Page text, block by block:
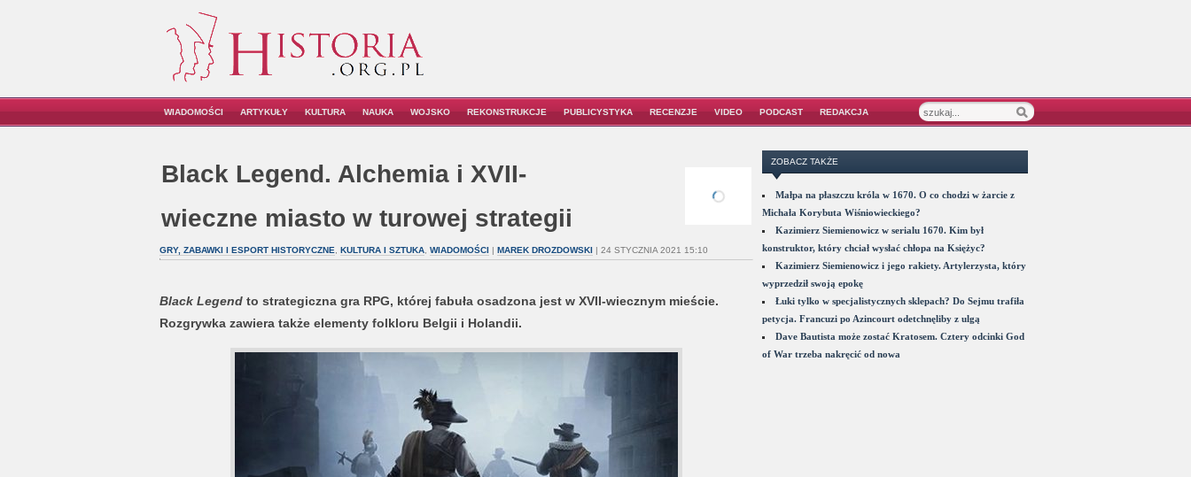
WIADOMOŚCI ARTYKUŁY KULTURA NAUKA WOJSKO REKONSTRUKCJE PUBLICYSTYKA RECENZJE VIDEO PODCAST REDAKCJA
Black Legend. Alchemia i XVII-
wieczne miasto w turowej strategii
GRY, ZABAWKI I ESPORT HISTORYCZNE KULTURA I SZTUKA, WIADOMOŚCI| MAREK DROZDOWSKI| 24 STYCZNIA 2021 15:10
Black Legendto strategiczna gra RPG, której fabuła osadzona jest w XVII-wiecznym mieście.
Rozgrywka zawiera także elementy folkloru Belgii i Holandii.
ZOBACZ TAKŻE
Małpa na płaszczu króla w 1670. O co chodzi w żarcie z
Michała Korybuta Wiśniowieckiego?
Kazimierz Siemienowicz w serialu 1670. Kim był
konstruktor, który chciał wysłać chłopa na Księżyc?
Kazimierz Siemienowicz i jego rakiety. Artylerzysta, który
wyprzedził swoją epokę
Łuki tylko w specjalistycznych sklepach? Do Sejmu trafiła
petycja. Francuzi po Azincourt odetchnęliby z ulgą
Dave Bautista może zostać Kratosem. Cztery odcinki God
of War trzeba nakręcić od nowa